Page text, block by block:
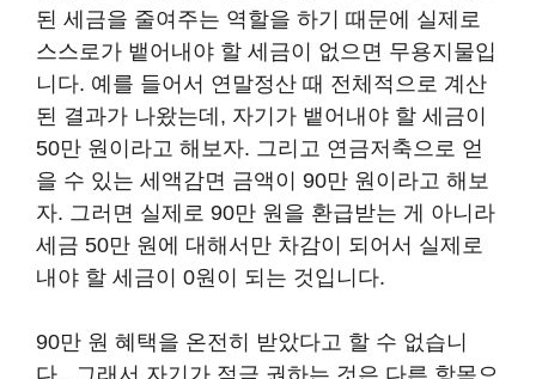
된 세금을 줄여주는 역할을 하기 때문에 실제로
스스로가 뱉어내야 할 세금이 없으면 무용지물입
니다. 예를 들어서 연말정산 때 전체적으로 계산
된 결과가 나왔는데, 자기가 뱉어내야 할 세금이
50만 원이라고 해보자. 그리고 연금저축으로 얻
을 수 있는 세액감면 금액이 90만 원이라고 해보
자. 그러면 실제로 90만 원을 환급받는 게 아니라
세금 50만 원에 대해서만 차감이 되어서 실제로
내야 할 세금이 0원이 되는 것입니다.
90만 원 혜택을 온전히 받았다고 할 수 없습니
다.. 그래서 자기가 적극 권하는 것은 다른 항목으